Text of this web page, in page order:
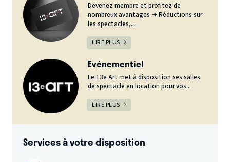
Devenez membre et profitez de
nombreux avantages ➜ Réductions sur
les spectacles,...
LIRE PLUS
Evénementiel
Le 13e Art met à disposition ses salles
de spectacle en location pour vos...
LIRE PLUS
Services à votre disposition